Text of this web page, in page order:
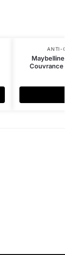
ANTI-
Couvrance